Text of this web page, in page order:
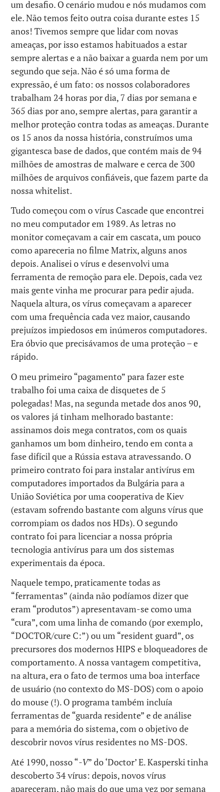
um desafio. O cenário mudou e nós mudamos com
ele. Não temos feito outra coisa durante estes 15
anos! Tivemos sempre que lidar com novas
ameaças, por isso estamos habituados a estar
sempre alertas e a não baixar a guarda nem por um
segundo que seja. Não é só uma forma de
expressão, é um fato: os nossos colaboradores
trabalham 24 horas por dia, 7 dias por semana e
365 dias por ano, sempre alertas, para garantir a
melhor proteção contra todas as ameaças. Durante
os 15 anos da nossa história, construímos uma
gigantesca base de dados, que contém mais de 94
milhões de amostras de malware e cerca de 300
milhões de arquivos confiáveis, que fazem parte da
nossa whitelist.
Tudo começou com o vírus Cascade que encontrei
no meu computador em 1989. As letras no
monitor começavam a cair em cascata, um pouco
como apareceria no filme Matrix, alguns anos
depois. Analisei o vírus e desenvolvi uma
ferramenta de remoção para ele. Depois, cada vez
mais gente vinha me procurar para pedir ajuda.
Naquela altura, os vírus começavam a aparecer
com uma frequência cada vez maior, causando
prejuízos impiedosos em inúmeros computadores.
Era óbvio que precisávamos de uma proteção – e
rápido.
O meu primeiro “pagamento” para fazer este
trabalho foi uma caixa de disquetes de 5
polegadas! Mas, na segunda metade dos anos 90,
os valores já tinham melhorado bastante:
assinamos dois mega contratos, com os quais
ganhamos um bom dinheiro, tendo em conta a
fase difícil que a Rússia estava atravessando. O
primeiro contrato foi para instalar antivírus em
computadores importados da Bulgária para a
União Soviética por uma cooperativa de Kiev
(estavam sofrendo bastante com alguns vírus que
corrompiam os dados nos HDs). O segundo
contrato foi para licenciar a nossa própria
tecnologia antivírus para um dos sistemas
experimentais da época.
Naquele tempo, praticamente todas as
“ferramentas” (ainda não podíamos dizer que
eram “produtos”) apresentavam-se como uma
“cura”, com uma linha de comando (por exemplo,
“DOCTOR/cure C:”) ou um “resident guard”, os
precursores dos modernos HIPS e bloqueadores de
comportamento. A nossa vantagem competitiva,
na altura, era o fato de termos uma boa interface
de usuário (no contexto do MS-DOS) com o apoio
do mouse (!). O programa também incluía
ferramentas de “guarda residente” e de análise
para a memória do sistema, com o objetivo de
descobrir novos vírus residentes no MS-DOS.
Até 1990, nosso “-V” do ‘Doctor’ E. Kasperski tinha
descoberto 34 vírus: depois, novos vírus
apareceram, não mais do que uma vez por semana